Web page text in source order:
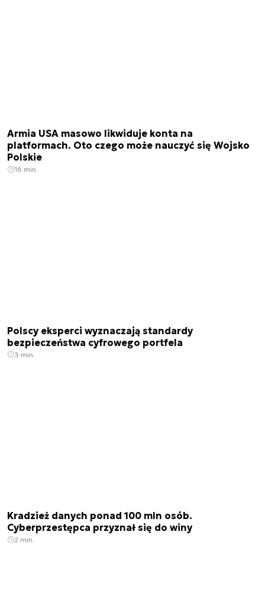
Armia USA masowo likwiduje konta na
platformach. Oto czego może nauczyć się Wojsko
Polskie
16 min.
Polscy eksperci wyznaczają standardy
bezpieczeństwa cyfrowego portfela
3 min.
Kradzież danych ponad 100 mln osób.
Cyberprzestępca przyznał się do winy
2 min.